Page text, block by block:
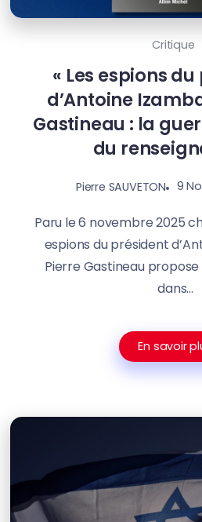
Critique
« Les espions
d’Antoine
Gastineau : la
du
Pierre SAUVETON 9
Paru le 6 novembre 2025
espions du président
Pierre Gastineau
dans...
En savoir